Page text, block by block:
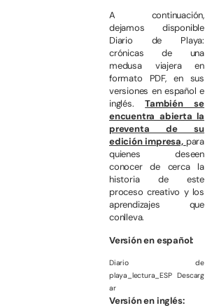
A continuación,
dejamos disponible
Diario de Playa:
crónicas de una
medusa viajera en
formato PDF, en sus
versiones en español e
inglés.También se
encuentra abierta la
preventa de su
edición impresa, para
quienes deseen
conocer de cerca la
historia de este
proceso creativo y los
aprendizajes que
conlleva.
Versión en español:
Diario de
playa_lectura_ESP Descarg
ar
Versión en inglés: